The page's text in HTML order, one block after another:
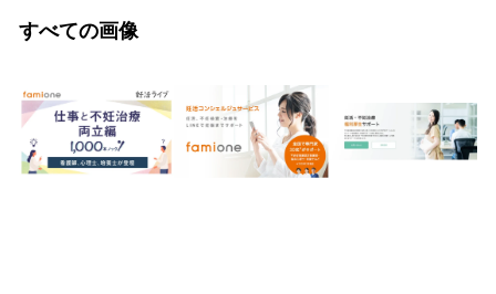
すべての画像